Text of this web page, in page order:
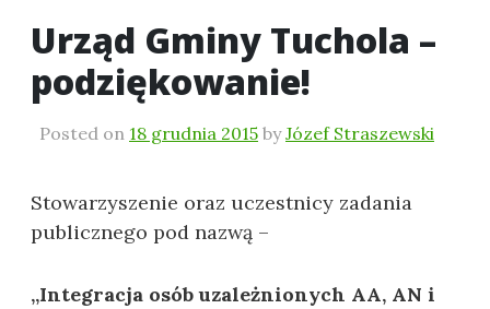
Urząd Gminy Tuchola –
podziękowanie!
Posted on 18 grudnia 2015 byJózef Straszewski
Stowarzyszenie oraz uczestnicy zadania
publicznego pod nazwą –
„Integracja osób uzależnionych AA, AN i